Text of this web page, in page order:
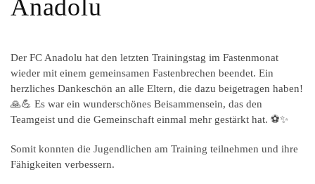
Anadolu
Der FC Anadolu hat den letzten Trainingstag im Fastenmonat
wieder mit einem gemeinsamen Fastenbrechen beendet. Ein
herzliches Dankeschön an alle Eltern, die dazu beigetragen haben!
🙏💪 Es war ein wunderschönes Beisammensein, das den
Teamgeist und die Gemeinschaft einmal mehr gestärkt hat. ⚽✨
Somit konnten die Jugendlichen am Training teilnehmen und ihre
Fähigkeiten verbessern.